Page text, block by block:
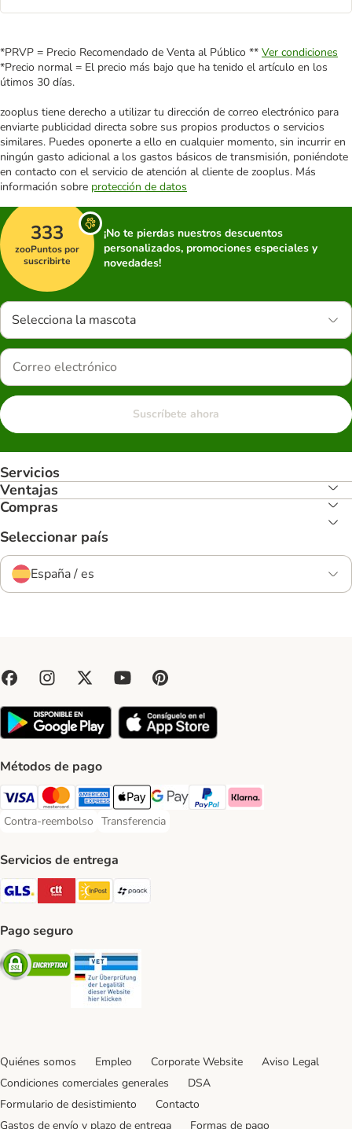
*PRVP = Precio Recomendado de Venta al Público ** Ver condiciones
*Precio normal = El precio más bajo que ha tenido el artículo en los
útimos 30 días.
zooplus tiene derecho a utilizar tu dirección de correo electrónico para
enviarte publicidad directa sobre sus propios productos o servicios
similares. Puedes oponerte a ello en cualquier momento, sin incurrir en
ningún gasto adicional a los gastos básicos de transmisión, poniéndote
en contacto con el servicio de atención al cliente de zooplus. Más
información sobre protección de datos
333
zooPuntos por
suscribirte
¡No te pierdas nuestros descuentos
personalizados, promociones especiales y
novedades!
Selecciona la mascota
Suscríbete ahora
Servicios
Ventajas
Compras
Seleccionar país
España / es
Métodos de pago
Visa Payment Method
Mastercard Payment Method
American Express Payment Method
Apple Pay Payment Method
Google Pay Payment Method
PayPal Payment Method
Klarna Payment Method
Contra-reembolso
Contra-reembolso Payment Method
Transferencia
Transferencia Payment Method
Servicios de entrega
GLS Shipping Method
CTTExpress Shipping Method
InPost Shipping Method
paack Shipping Method
Pago seguro
Security
Quiénes somos Empleo Corporate Website
Aviso Legal
Condiciones comerciales generales
DSA
Formulario de desistimiento
Contacto
Gastos de envío y plazo de entrega
Formas de pago